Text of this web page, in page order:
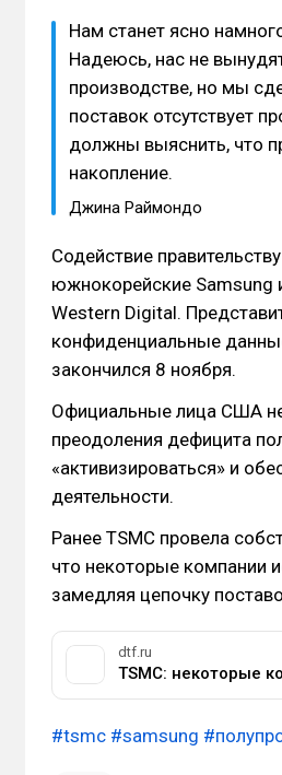
Нам станет ясно
Надеюсь, нас не
производстве, но мы
поставок отсутствует
должны выяснить, что
накопление.
Джина Раймондо
Содействие
южнокорейские Samsung
Western Digital.
конфиденциальные
закончился 8 ноября.
Официальные лица США
преодоления дефицита
«активизироваться» и
деятельности.
Ранее TSMC провела
что некоторые компании
замедляя цепочку
dtf.ru
#tsmc #samsung